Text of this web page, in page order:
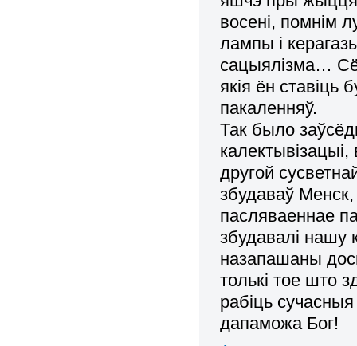
восені, помнім
лампы і
сацыялізма…
якія ён
пакаленняў.
Так было
другой
збудаваў Менск,
пасляваеннае
збудавалі нашу
назапашаны
толькі тое што
рабіць
дапаможа Бог!